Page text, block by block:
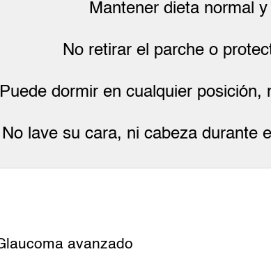
Mantener dieta normal y
No retirar el parche o
Puede dormir en cualquier posición,
No lave su cara, ni cabeza durante